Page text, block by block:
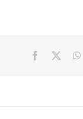
Facebook